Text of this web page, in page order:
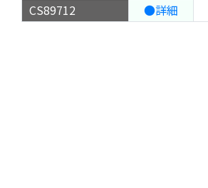
CS89712 ●詳細